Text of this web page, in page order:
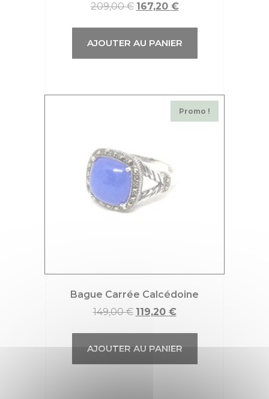
209,00€ 167,20 €
AJOUTER AU PANIER
Promo !
Bague Carrée Calcédoine
149,00€ 119,20 €
AJOUTER AU PANIER